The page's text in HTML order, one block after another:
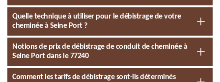
Quelle technique à utiliser pour le débistrage de votre
cheminée à Seine Port ?
Notions de prix de débistrage de conduit de cheminée à
Seine Port dans le 77240
Comment les tarifs de débistrage sont-ils déterminés